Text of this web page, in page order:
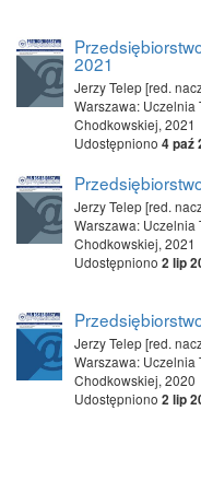
2021
Jerzy Telep [red.
Warszawa:
Chodkowskiej, 2021
Udostępniono 4 paź
Jerzy Telep [red.
Warszawa:
Chodkowskiej, 2021
Udostępniono 2 lip
Jerzy Telep [red.
Warszawa:
Chodkowskiej, 2020
Udostępniono 2 lip